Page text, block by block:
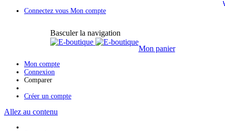
Connectez vous Mon compte
Basculer la navigation
Mon panier
Mon compte
Connexion
Comparer
Créer un compte
Allez au contenu